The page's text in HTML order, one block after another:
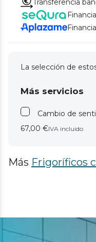
Transferencia
La selección de
Más servicios
Cambio de
67,00 €IVA incluido
Más Frigoríficos